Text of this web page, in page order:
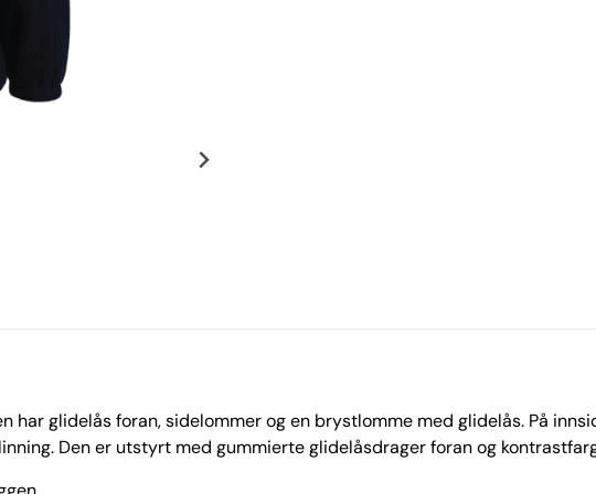
har glidelås foran, sidelommer og en brystlomme med glidelås. På
Den er utstyrt med gummierte glidelåsdrager foran og